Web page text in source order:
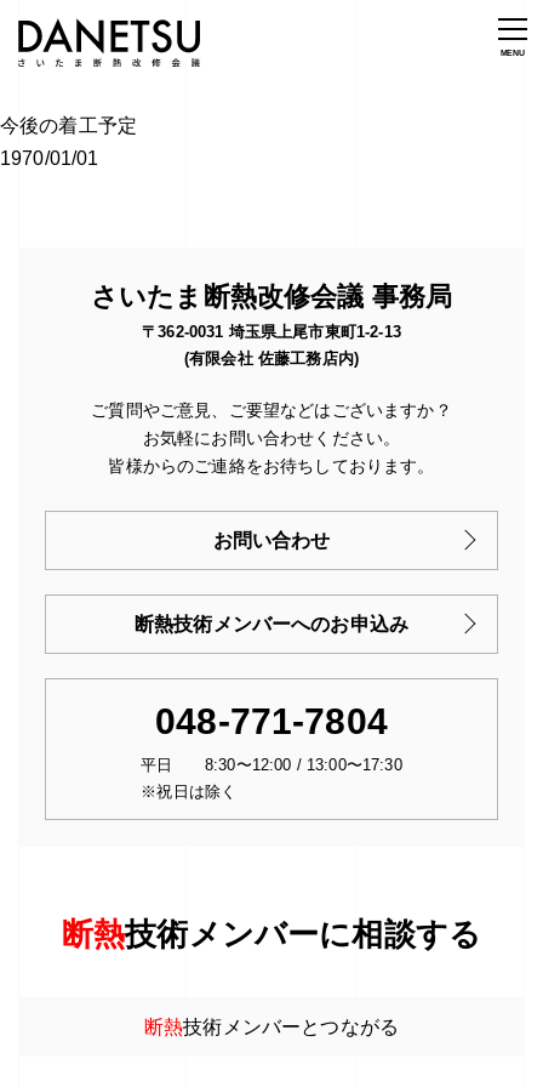
今後の着工予定
1970/01/01
さいたま断熱改修会議 事務局
〒362-0031 埼玉県上尾市東町1-2-13
(有限会社 佐藤工務店内)
ご質問やご意見、ご要望などはございますか？
お気軽にお問い合わせください。
皆様からのご連絡をお待ちしております。
お問い合わせ
断熱技術メンバーへのお申込み
048-771-7804
平日 8:30〜12:00 / 13:00〜17:30
※祝日は除く
断熱技術メンバーに相談する
断熱技術メンバーとつながる